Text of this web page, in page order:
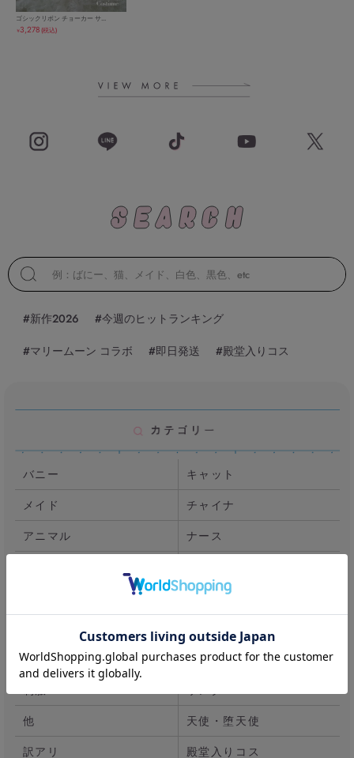
ゴシックリボン チョーカー サ...
￥3,278(税込)
#新作2026 #今週のヒットランキング
#マリームーン コラボ #即日発送 #殿堂入りコス
バニー
キャット
メイド
チャイナ
アニマル
ナース
デビル
ランジェリー
ポリス
職業系
漢服
他
天使・堕天使
訳アリ
殿堂入りコス